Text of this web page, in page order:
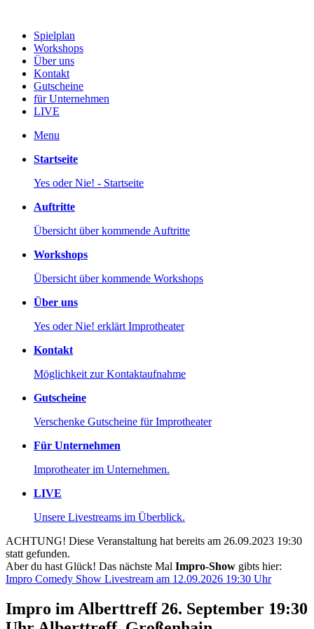
Spielplan
Workshops
Über uns
Kontakt
Gutscheine
für Unternehmen
LIVE
Menu
Startseite
Yes oder Nie! - Startseite
Auftritte
Übersicht über kommende Auftritte
Workshops
Übersicht über kommende Workshops
Über uns
Yes oder Nie! erklärt Improtheater
Kontakt
Möglichkeit zur Kontaktaufnahme
Gutscheine
Verschenke Gutscheine für Improtheater
Für Unternehmen
Improtheater im Unternehmen.
LIVE
Unsere Livestreams im Überblick.
ACHTUNG! Diese Veranstaltung hat bereits am 26.09.2023 19:30
statt gefunden.
Aber du hast Glück! Das nächste Mal Impro-Show gibts hier:
Impro Comedy Show Livestream am 12.09.2026 19:30 Uhr
Impro im Alberttreff 26. September 19:30